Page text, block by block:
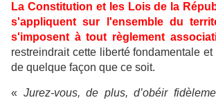
La Constitution et les Lois de la
s'appliquent sur l'ensemble du
s'imposent à tout règlement
restreindrait cette liberté fondamentale
de quelque façon que ce soit.
« Jurez-vous, de plus, d’obéir